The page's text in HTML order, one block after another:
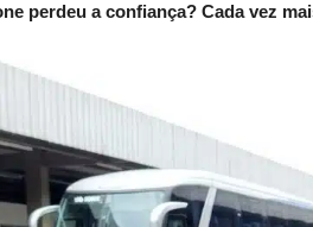
perdeu a confiança? Cada vez